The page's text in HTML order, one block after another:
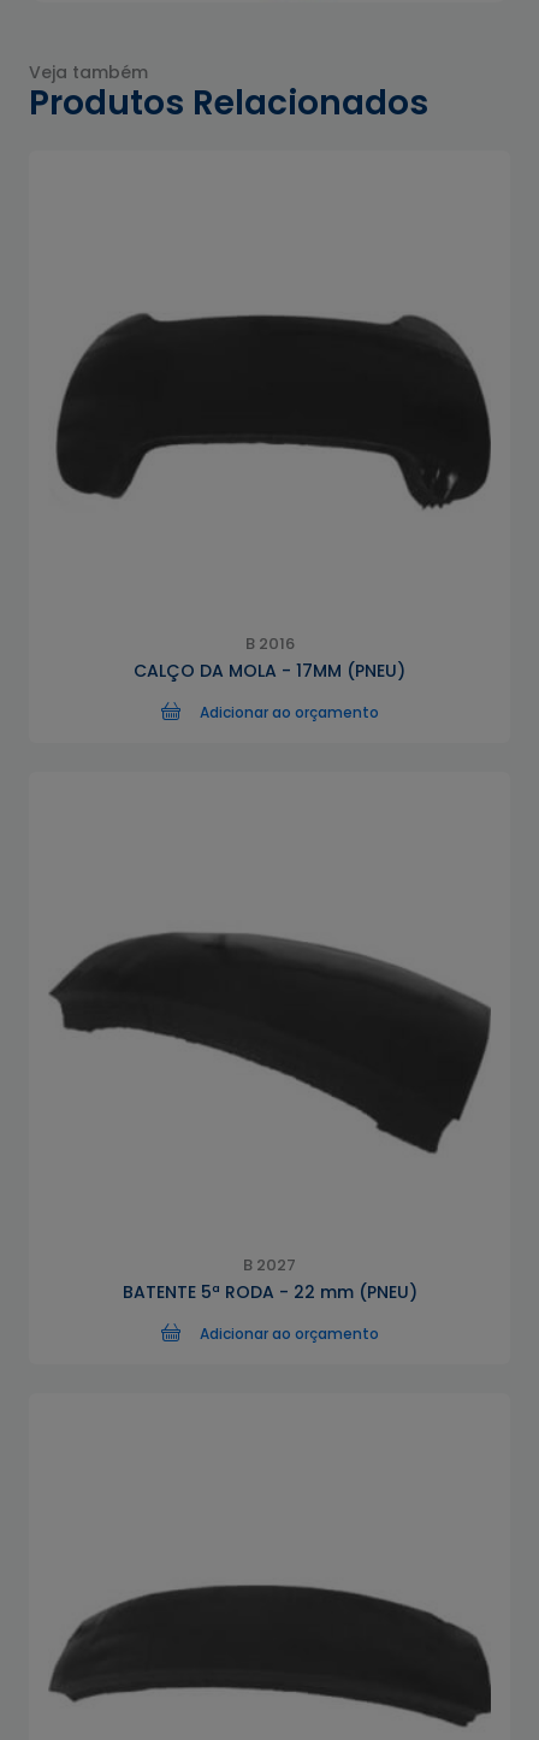
Veja também
Produtos Relacionados
B 2016
CALÇO DA MOLA - 17MM (PNEU)
Adicionar ao orçamento
B 2027
BATENTE 5ª RODA - 22 mm (PNEU)
Adicionar ao orçamento